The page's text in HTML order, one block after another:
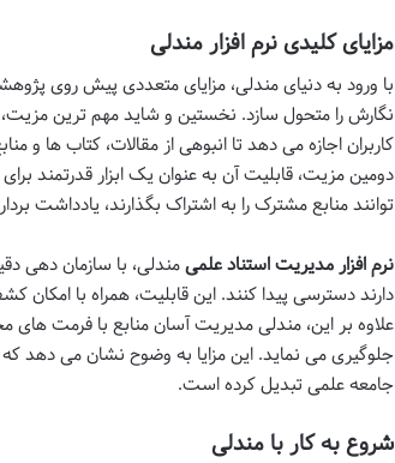
مزایای کلیدی نرم افزار مندلی
با ورود به دنیای مندلی، مزایای متعددی پیش روی
نگارش را متحول سازد. نخستین و شاید مهم ترین
کاربران اجازه می دهد تا انبوهی از مقالات، کتاب ها
دومین مزیت، قابلیت آن به عنوان یک ابزار قدرتمند
توانند منابع مشترک را به اشتراک بگذارند، یادداشت
نرم افزار مدیریت استناد علمیمندلی، با سازمان دهی
دارند دسترسی پیدا کنند. این قابلیت، همراه با
علاوه بر این، مندلی مدیریت آسان منابع با فرمت
جلوگیری می نماید. این مزایا به وضوح نشان می دهد
جامعه علمی تبدیل کرده است.
شروع به کار با مندلی